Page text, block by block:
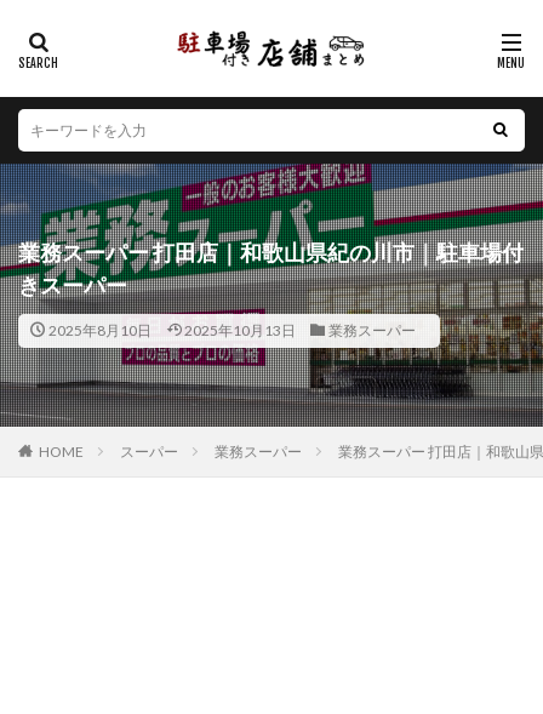
業務スーパー 打田店｜和歌山県紀の川市｜駐車場付
きスーパー
2025年8月10日 2025年10月13日 業務スーパー
HOME スーパー 業務スーパー 業務スーパー 打田店｜和歌山
カテゴリー
エリア
北海道 青森県 岩手県 宮城県
秋田県
山形県
福島県 茨城県 栃木県
群馬県
埼玉県
千葉県 東京都 神奈川県
新潟県
山梨県
長野県 富山県 石川県
福井県
岐阜県
静岡県 愛知県 三重県
滋賀県
京都府
大阪府 兵庫県 奈良県
和歌山県
鳥取県
島根県 岡山県 広島県
山口県
徳島県
香川県 愛媛県 高知県
福岡県
佐賀県
長崎県 熊本県 大分県
宮崎県